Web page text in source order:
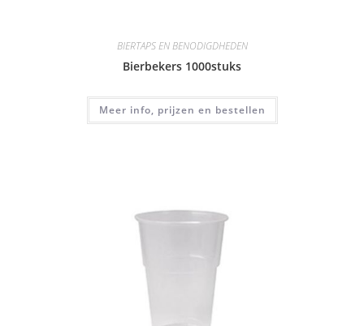
BIERTAPS EN BENODIGDHEDEN
Bierbekers 1000stuks
Meer info, prijzen en bestellen